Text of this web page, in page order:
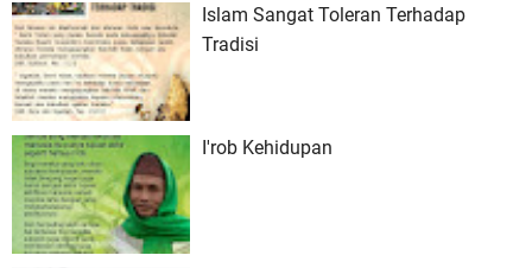
Islam Sangat Toleran Terhadap
Tradisi
I'rob Kehidupan